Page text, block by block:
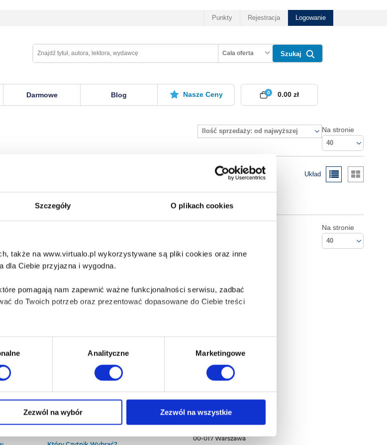
Szczegóły O plikach cookies
także na www.virtualo.pl wykorzystywane są pliki cookies oraz inne
dla Ciebie przyjazna i wygodna.
pomagają nam zapewnić ważne funkcjonalności serwisu, zadbać
do Twoich potrzeb oraz prezentować dopasowane do Ciebie treści
i bezpiecznego działania serwisu - są także takie, które wymagają
jeśli jesteś naszym Użytkownikiem.
Analityczne Marketingowe
Zezwól na wybór Zezwól na wszystkie
Punkty Rejestracja Logowanie
Cała oferta Szukaj
Darmowe Blog Nasze Ceny 0
0.00 zł
Ilość sprzedaży: od najwyższej Na stronie
40
Układ
Na stronie
40
Baza wiedzy
Empik S.A
00-017 Warszawa